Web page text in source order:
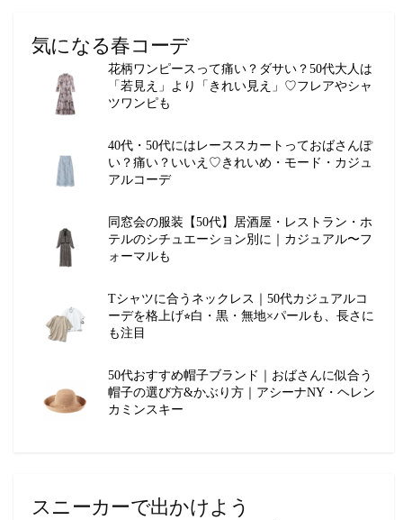
気になる春コーデ
花柄ワンピースって痛い？ダサい？50代大人は
「若見え」より「きれい見え」♡フレアやシャ
ツワンピも
40代・50代にはレーススカートっておばさんぽ
い？痛い？いいえ♡きれいめ・モード・カジュ
アルコーデ
同窓会の服装【50代】居酒屋・レストラン・ホ
テルのシチュエーション別に｜カジュアル〜フ
ォーマルも
Tシャツに合うネックレス｜50代カジュアルコ
ーデを格上げ⭐︎白・黒・無地×パールも、長さに
も注目
50代おすすめ帽子ブランド｜おばさんに似合う
帽子の選び方&かぶり方｜アシーナNY・ヘレン
カミンスキー
スニーカーで出かけよう